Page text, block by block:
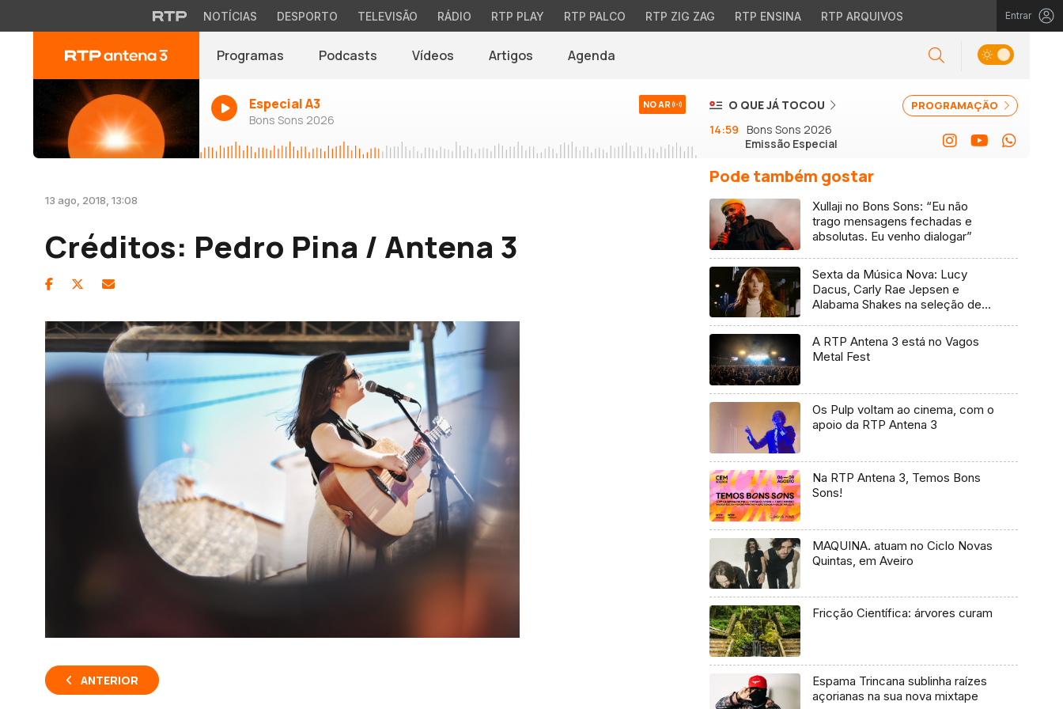
NOTÍCIAS DESPORTO TELEVISÃO RÁDIO RTP PLAY RTP PALCO RTP ZIG ZAG RTP ENSINA RTP ARQUIVOS Entrar
Programas Podcasts Vídeos Artigos Agenda
Especial A3
Bons Sons 2026
NO AR PROGRAMAÇÃO
O QUE JÁ TOCOU
14:59 Bons Sons 2026
Emissão Especial
13 ago, 2018, 13:08
Créditos: Pedro Pina / Antena 3
ANTERIOR
Pode também gostar
Xullaji no Bons Sons: “Eu não
trago mensagens fechadas e
absolutas. Eu venho dialogar”
Sexta da Música Nova: Lucy
Dacus, Carly Rae Jepsen e
Alabama Shakes na seleção de 7
A RTP Antena 3 está no Vagos
Metal Fest
Os Pulp voltam ao cinema, com o
apoio da RTP Antena 3
Na RTP Antena 3, Temos Bons
Sons!
MAQUINA. atuam no Ciclo Novas
Quintas, em Aveiro
Fricção Científica: árvores curam
Espama Trincana sublinha raízes
açorianas na sua nova mixtape